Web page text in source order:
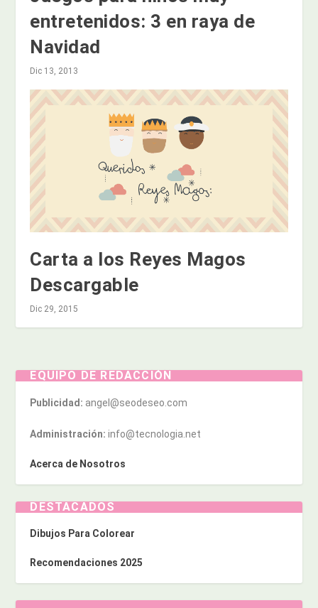
entretenidos: 3 en raya de
Navidad
Dic 13, 2013
Carta a los Reyes Magos
Descargable
Dic 29, 2015
EQUIPO DE REDACCIÓN
Publicidad: angel@seodeseo.com
Administración: info@tecnologia.net
Acerca de Nosotros
DESTACADOS
Dibujos Para Colorear
Recomendaciones 2025